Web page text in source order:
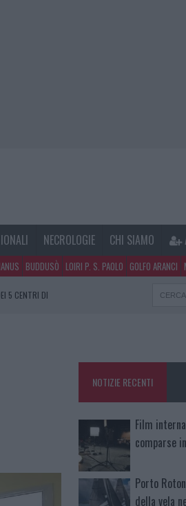
NECROLOGIE CHI SIAMO
BUDDUSÒ LOIRI P. S. PAOLO GOLFO ARANCI
5 CENTRI DI
NOTIZIE RECENTI
Film
comparse
Porto
della vela